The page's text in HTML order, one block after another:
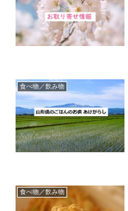
食べ物／飲み物
食べ物／飲み物